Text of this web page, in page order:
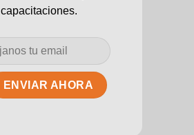
capacitaciones.